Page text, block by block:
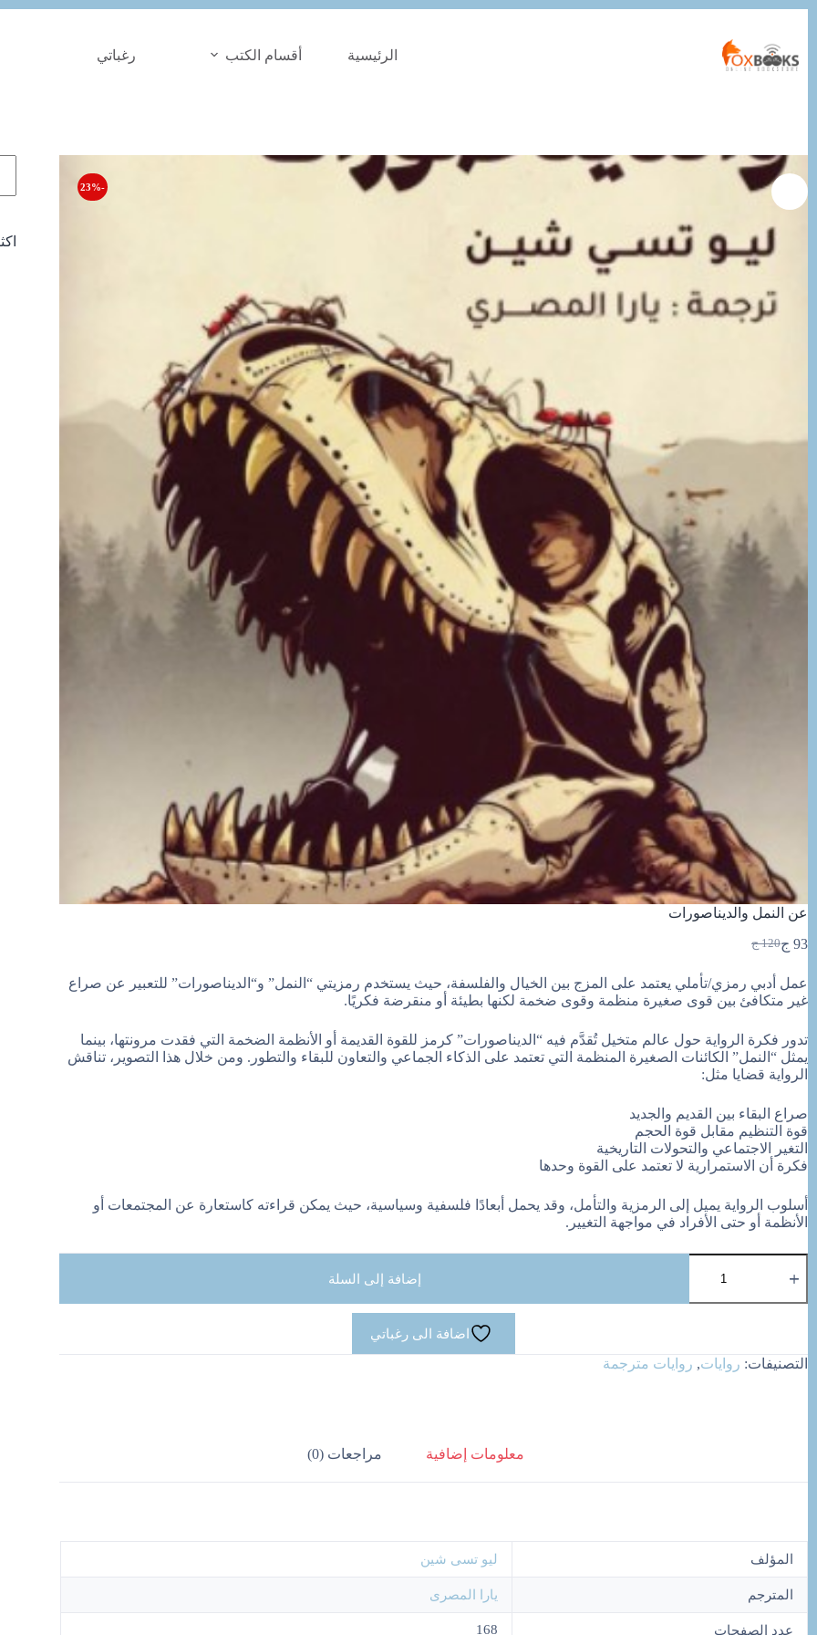
المحتوى
الرئيسية أقسام الكتب رغباتي
-23%
عن النمل والديناصورات
120 ج
السعر
هو:
120 ج.
93 جالسعر
هو:
93 ج.
عمل أدبي رمزي/تأملي يعتمد على المزج بين الخيال والفلسفة، حيث يستخدم رمزيتي “النمل” و“الديناصورات” للتعبير عن صراع
غير متكافئ بين قوى صغيرة منظمة وقوى ضخمة لكنها بطيئة أو منقرضة فكريًا.
تدور فكرة الرواية حول عالم متخيل تُقدَّم فيه “الديناصورات” كرمز للقوة القديمة أو الأنظمة الضخمة التي فقدت مرونتها، بينما
يمثل “النمل” الكائنات الصغيرة المنظمة التي تعتمد على الذكاء الجماعي والتعاون للبقاء والتطور. ومن خلال هذا التصوير، تناقش
الرواية قضايا مثل:
صراع البقاء بين القديم والجديد
قوة التنظيم مقابل قوة الحجم
التغير الاجتماعي والتحولات التاريخية
فكرة أن الاستمرارية لا تعتمد على القوة وحدها
أسلوب الرواية يميل إلى الرمزية والتأمل، وقد يحمل أبعادًا فلسفية وسياسية، حيث يمكن قراءته كاستعارة عن المجتمعات أو
الأنظمة أو حتى الأفراد في مواجهة التغيير.
عن
إضافة إلى السلة
اضافة الى رغباتي
التصنيفات: روايات, روايات مترجمة
معلومات إضافية مراجعات (0)
المؤلف ليو تسى شين
المترجم يارا المصرى
عدد الصفحات 168